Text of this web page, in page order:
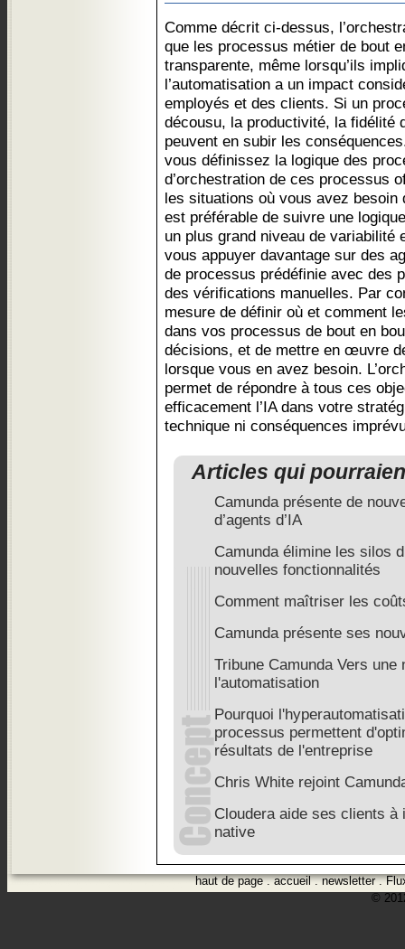
Comme décrit ci-dessus,
que les processus métier de bout
transparente, même lorsqu’ils
l’automatisation a un impact
employés et des clients. Si un
décousu, la productivité, la fidélité
peuvent en subir les
vous définissez la logique des
d’orchestration de ces processus
les situations où vous avez besoin
est préférable de suivre une
un plus grand niveau de variabilité
vous appuyer davantage sur des
de processus prédéfinie avec des
des vérifications manuelles. Par
mesure de définir où et comment
dans vos processus de bout en
décisions, et de mettre en œuvre
lorsque vous en avez besoin.
permet de répondre à tous ces
efficacement l’IA dans votre
technique ni conséquences
Articles qui
Camunda présente de
d’agents d’IA
Camunda élimine les silos
nouvelles fonctionnalités
Comment maîtriser les
Camunda présente ses
Tribune Camunda Vers une
l'automatisation
Pourquoi
processus permettent
résultats de l'entreprise
Chris White rejoint
Cloudera aide ses clients à
native
haut de page.accueil.newsletter.
©